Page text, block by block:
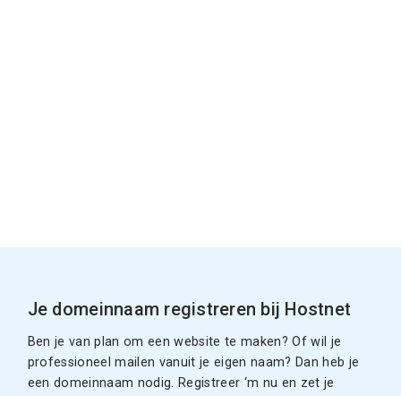
Je domeinnaam registreren bij Hostnet
Ben je van plan om een website te maken? Of wil je
professioneel mailen vanuit je eigen naam? Dan heb je
een domeinnaam nodig. Registreer ‘m nu en zet je